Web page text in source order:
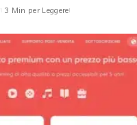
3 Min per Leggere